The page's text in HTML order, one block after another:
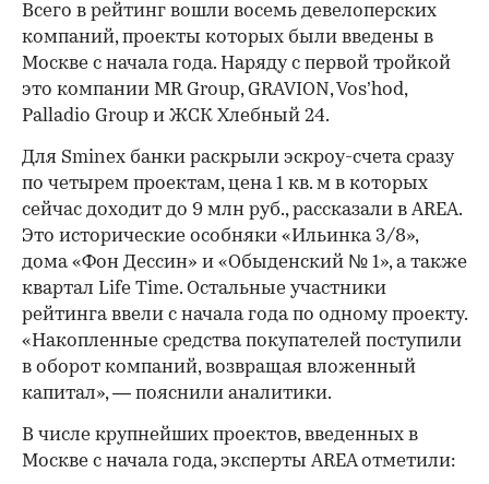
Всего в рейтинг вошли восемь девелоперских
компаний, проекты которых были введены в
Москве с начала года. Наряду с первой тройкой
это компании MR Group, GRAVION, Vos’hod,
Palladio Group и ЖСК Хлебный 24.
Для Sminex банки раскрыли эскроу-счета сразу
по четырем проектам, цена 1 кв. м в которых
сейчас доходит до 9 млн руб., рассказали в AREA.
Это исторические особняки «Ильинка 3/8»,
дома «Фон Дессин» и «Обыденский № 1», а также
квартал Life Time. Остальные участники
рейтинга ввели с начала года по одному проекту.
«Накопленные средства покупателей поступили
в оборот компаний, возвращая вложенный
капитал», — пояснили аналитики.
В числе крупнейших проектов, введенных в
Москве с начала года, эксперты AREA отметили: